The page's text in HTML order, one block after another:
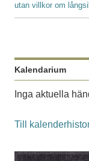
utan villkor om
Kalendarium
Inga aktuella
Till